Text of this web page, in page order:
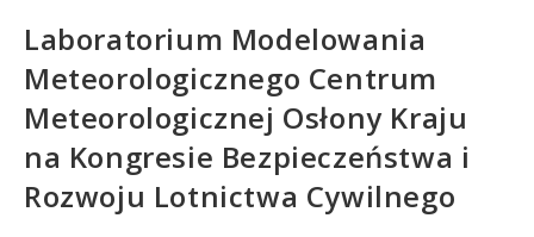
Laboratorium Modelowania
Meteorologicznego Centrum
Meteorologicznej Osłony Kraju
na Kongresie Bezpieczeństwa i
Rozwoju Lotnictwa Cywilnego